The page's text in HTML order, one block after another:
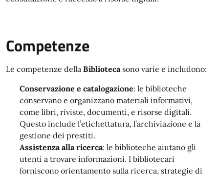
Competenze
Le competenze della Bibliotecasono varie e includono:
Conservazione e catalogazione: le biblioteche
conservano e organizzano materiali informativi,
come libri, riviste, documenti, e risorse digitali.
Questo include l’etichettatura, l’archiviazione e la
gestione dei prestiti.
Assistenza alla ricerca: le biblioteche aiutano gli
utenti a trovare informazioni. I bibliotecari
forniscono orientamento sulla ricerca, strategie di